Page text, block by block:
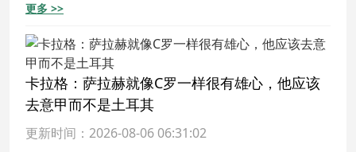
更多 >>
卡拉格：萨拉赫就像C罗一样很有雄心，他应该
去意甲而不是土耳其
更新时间：2026-08-06 06:31:02